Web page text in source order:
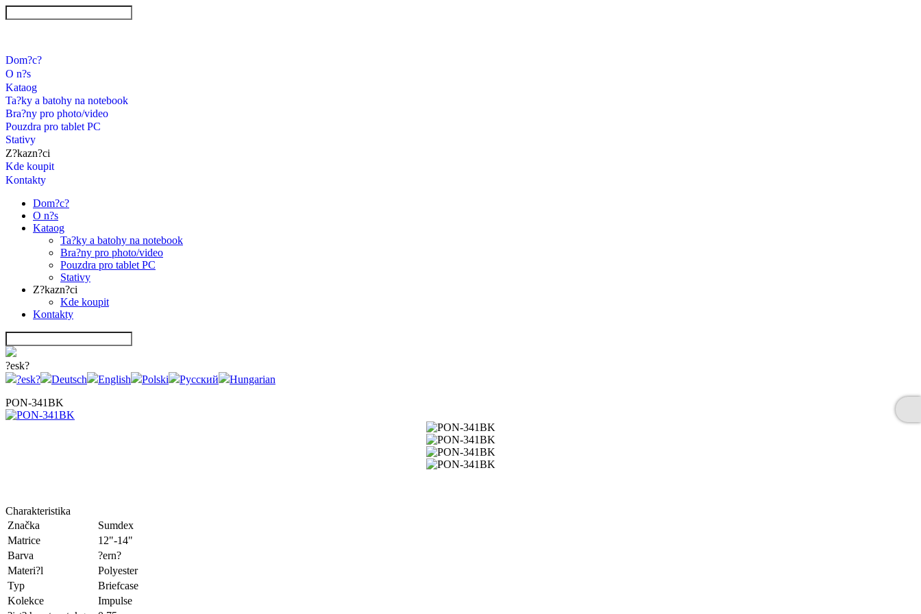
Dom?c?
O n?s
Kataog
Ta?ky a batohy na notebook
Bra?ny pro photo/video
Pouzdra pro tablet PC
Stativy
Z?kazn?ci
Kde koupit
Kontakty
Dom?c?
O n?s
Kataog
Ta?ky a batohy na notebook
Bra?ny pro photo/video
Pouzdra pro tablet PC
Stativy
Z?kazn?ci
Kde koupit
Kontakty
?esk?
?esk?
Deutsch English Polski Русский
Hungarian
PON-341BK
Charakteristika
Značka
Sumdex
Matrice
12"-14"
Barva
?ern?
Materi?l
Polyester
Typ
Briefcase
Kolekce
Impulse